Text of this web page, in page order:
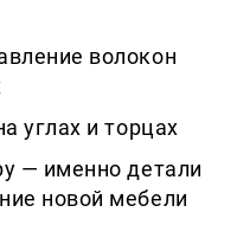
волокон
углах и торцах
— именно детали
новой мебели